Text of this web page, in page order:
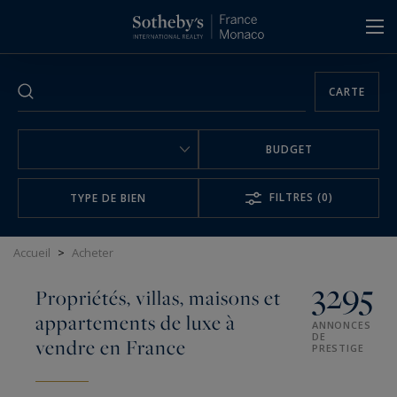
CARTE
TYPE DE BIEN
BUDGET
FILTRES (0)
Accueil > Acheter
Propriétés, villas, maisons et
appartements de luxe à
vendre en France
3295
ANNONCES
DE
PRESTIGE